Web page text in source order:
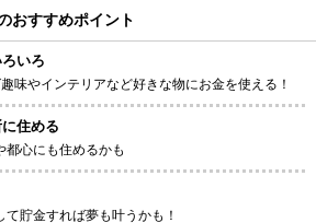
おすすめポイント
いろ
味やインテリアなど好きな物にお金を使える！
住める
都心にも住めるかも
貯金すれば夢も叶うかも！